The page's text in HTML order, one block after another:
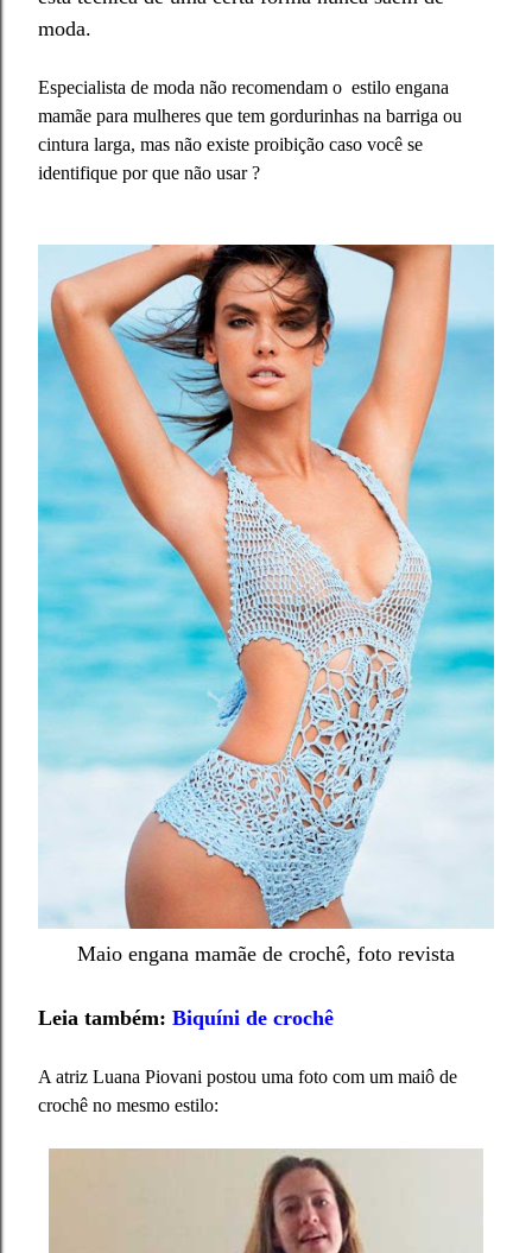
moda.
Especialista de moda não recomendam o estilo engana
mamãe para mulheres que tem gordurinhas na barriga ou
cintura larga, mas não existe proibição caso você se
identifique por que não usar ?
Maio engana mamãe de crochê, foto revista
Leia também: Biquíni de crochê
A atriz Luana Piovani postou uma foto com um maiô de
crochê no mesmo estilo: